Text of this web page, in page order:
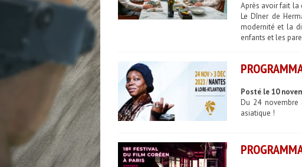
Après avoir fait la
Le Dîner de
modernité et la
enfants et les
Posté le 10
Du 24
asiatique !